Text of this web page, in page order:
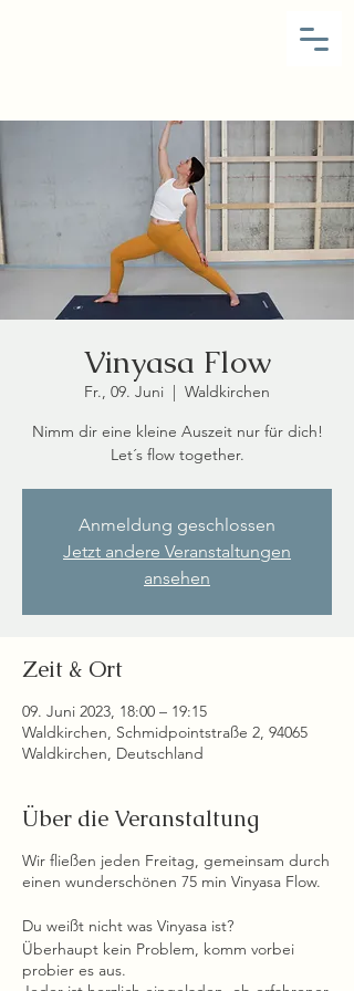
Vinyasa Flow
Fr., 09. Juni
  |
Waldkirchen
Nimm dir eine kleine Auszeit nur für dich!
Let´s flow together.
Anmeldung geschlossen
Jetzt andere Veranstaltungen
ansehen
Zeit & Ort
09. Juni 2023, 18:00 – 19:15
Waldkirchen, Schmidpointstraße 2, 94065
Waldkirchen, Deutschland
Über die Veranstaltung
Wir fließen jeden Freitag, gemeinsam durch
einen wunderschönen 75 min Vinyasa Flow.
Du weißt nicht was Vinyasa ist?
Überhaupt kein Problem, komm vorbei
probier es aus.